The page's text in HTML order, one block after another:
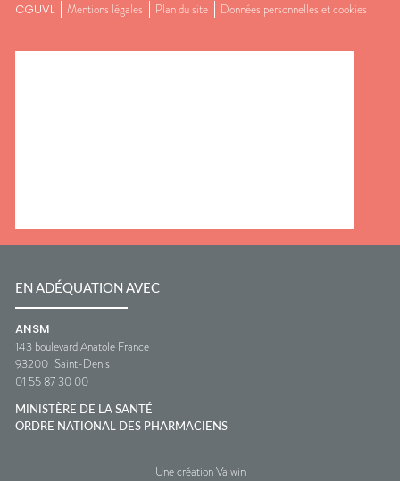
CGUVL Mentions légales Plan du site Données personnelles et cookies
EN ADÉQUATION AVEC
ANSM
143 boulevard Anatole France
93200 Saint-Denis
01 55 87 30 00
MINISTÈRE DE LA SANTÉ
ORDRE NATIONAL DES PHARMACIENS
Une création Valwin